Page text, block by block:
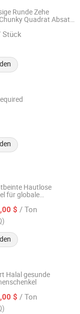
Runde Zehe
Quadrat Absatz
Stiefel
Stück
Hautlose
für globale
$ / Ton
Halal gesunde
$ / Ton
Co., Ltd.